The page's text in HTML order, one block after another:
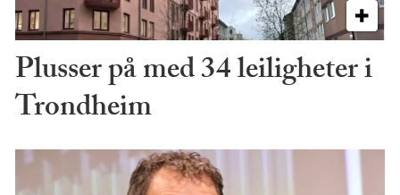
Plusser på med 34 leiligheter i
Trondheim